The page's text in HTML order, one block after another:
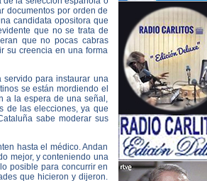
documentos por orden de
candidata opositora que
que no se trata de
que no pocas cabras
su creencia en una forma
servido para instaurar una
se están mordiendo el
a la espera de una señal,
de las elecciones, ya que
sabe moderar sus
hasta el médico. Andan
mejor, y conteniendo una
posible para concurrir en
que hicieron y dijeron.